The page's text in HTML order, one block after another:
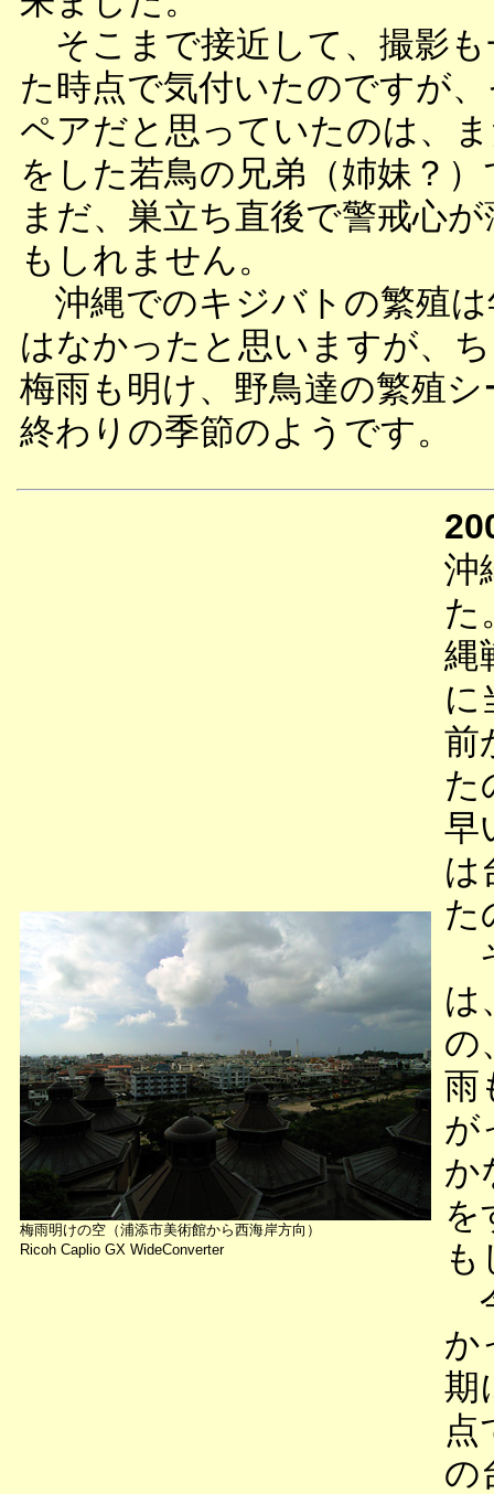
そこまで接近して、撮影も
た時点で気付いたのですが
ペアだと思っていたのは、
をした若鳥の兄弟（姉妹？
まだ、巣立ち直後で警戒心
もしれません。
沖縄でのキジバトの繁殖は
はなかったと思いますが、
梅雨も明け、野鳥達の繁殖
終わりの季節のようです。
梅雨明けの空（浦添市美術館から西海岸方向）
Ricoh Caplio GX WideConverter
沖
た
縄
に
前
た
早
は
た
は
の
雨
が
か
を
か
期
点
の